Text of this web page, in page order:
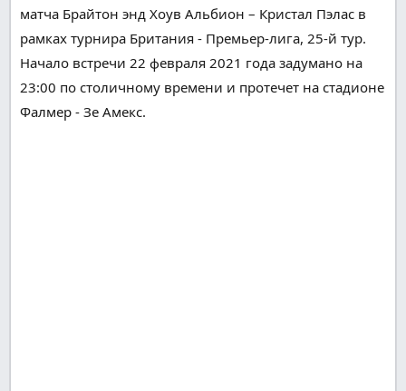
матча Брайтон энд Хоув Альбион – Кристал Пэлас в
рамках турнира Британия - Премьер-лига, 25-й тур.
Начало встречи 22 февраля 2021 года задумано на
23:00 по столичному времени и протечет на стадионе
Фалмер - Зе Амекс.